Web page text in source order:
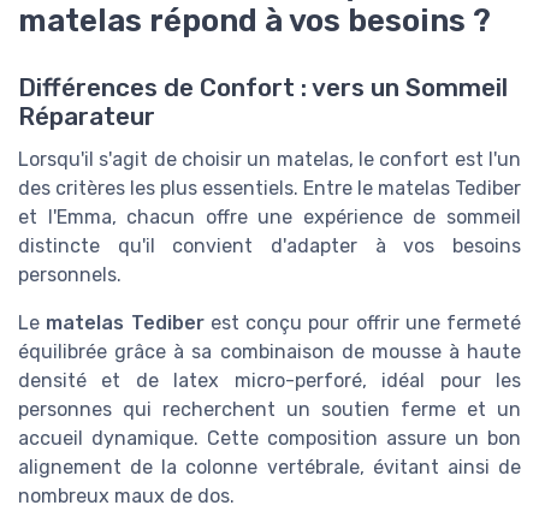
matelas répond à vos besoins ?
Différences de Confort : vers un Sommeil
Réparateur
Lorsqu'il s'agit de choisir un matelas, le confort est l'un
des critères les plus essentiels. Entre le matelas Tediber
et l'Emma, chacun offre une expérience de sommeil
distincte qu'il convient d'adapter à vos besoins
personnels.
Le matelas Tediberest conçu pour offrir une fermeté
équilibrée grâce à sa combinaison de mousseà haute
densité et de latex micro-perforé, idéal pour les
personnes qui recherchent un soutien ferme et un
accueil dynamique. Cette composition assure un bon
alignement de la colonne vertébrale, évitant ainsi de
nombreux maux de dos.